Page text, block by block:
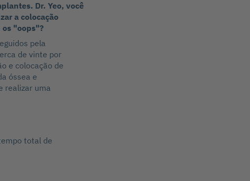
Dr. Yeo, você
a colocação
os "oops"?
pela
de vinte por
e colocação de
óssea e
realizar uma
total de